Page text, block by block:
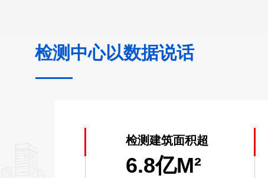
检测建筑面积超
6.8亿M²
检测中心以数据说话